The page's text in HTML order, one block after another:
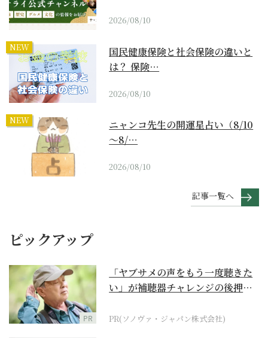
2026/08/10
NEW
国民健康保険と社会保険の違いと
は？ 保険…
2026/08/10
NEW
ニャンコ先生の開運星占い（8/10
～8/…
2026/08/10
記事一覧へ
ピックアップ
PR
「ヤブサメの声をもう一度聴きた
い」が補聴器チャレンジの後押し
PR(ソノヴァ・ジャパン株式会社)